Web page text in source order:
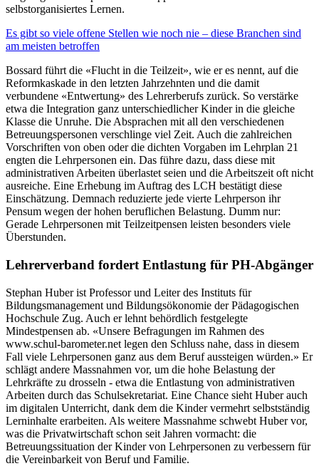
selbstorganisiertes Lernen.
Es gibt so viele offene Stellen wie noch nie – diese Branchen sind
am meisten betroffen
Bossard führt die «Flucht in die Teilzeit», wie er es nennt, auf die
Reformkaskade in den letzten Jahrzehnten und die damit
verbundene «Entwertung» des Lehrerberufs zurück. So verstärke
etwa die Integration ganz unterschiedlicher Kinder in die gleiche
Klasse die Unruhe. Die Absprachen mit all den verschiedenen
Betreuungspersonen verschlinge viel Zeit. Auch die zahlreichen
Vorschriften von oben oder die dichten Vorgaben im Lehrplan 21
engten die Lehrpersonen ein. Das führe dazu, dass diese mit
administrativen Arbeiten überlastet seien und die Arbeitszeit oft nicht
ausreiche. Eine Erhebung im Auftrag des LCH bestätigt diese
Einschätzung. Demnach reduzierte jede vierte Lehrperson ihr
Pensum wegen der hohen beruflichen Belastung. Dumm nur:
Gerade Lehrpersonen mit Teilzeitpensen leisten besonders viele
Überstunden.
Lehrerverband fordert Entlastung für PH-Abgänger
Stephan Huber ist Professor und Leiter des Instituts für
Bildungsmanagement und Bildungsökonomie der Pädagogischen
Hochschule Zug. Auch er lehnt behördlich festgelegte
Mindestpensen ab. «Unsere Befragungen im Rahmen des
www.schul-barometer.net legen den Schluss nahe, dass in diesem
Fall viele Lehrpersonen ganz aus dem Beruf aussteigen würden.» Er
schlägt andere Massnahmen vor, um die hohe Belastung der
Lehrkräfte zu drosseln - etwa die Entlastung von administrativen
Arbeiten durch das Schulsekretariat. Eine Chance sieht Huber auch
im digitalen Unterricht, dank dem die Kinder vermehrt selbstständig
Lerninhalte erarbeiten. Als weitere Massnahme schwebt Huber vor,
was die Privatwirtschaft schon seit Jahren vormacht: die
Betreuungssituation der Kinder von Lehrpersonen zu verbessern für
die Vereinbarkeit von Beruf und Familie.